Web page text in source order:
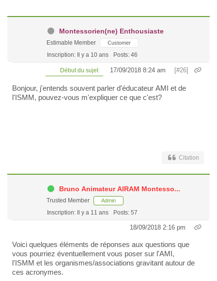
Montessorien(ne) Enthousiaste
Estimable Member Customer
Inscription: Il y a 10 ans Posts: 46
Début du sujet 17/09/2018 8:24 am [#26]
Bonjour, j'entends souvent parler d'éducateur AMI et de
l'ISMM, pouvez-vous m'expliquer ce que c'est?
Citation
Bruno Animateur AIRAM Montesso...
Trusted Member Admin
Inscription: Il y a 11 ans Posts: 57
18/09/2018 2:16 pm
Voici quelques éléments de réponses aux questions que
vous pourriez éventuellement vous poser sur l'AMI,
l'ISMM et les organismes/associations gravitant autour de
ces acronymes.